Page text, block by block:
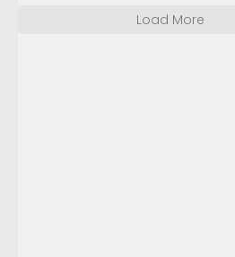
Load More